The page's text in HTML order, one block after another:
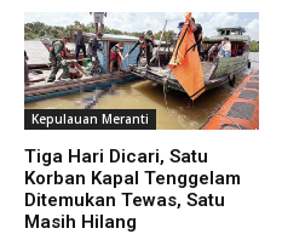
Kepulauan Meranti
Tiga Hari Dicari, Satu
Korban Kapal Tenggelam
Ditemukan Tewas, Satu
Masih Hilang